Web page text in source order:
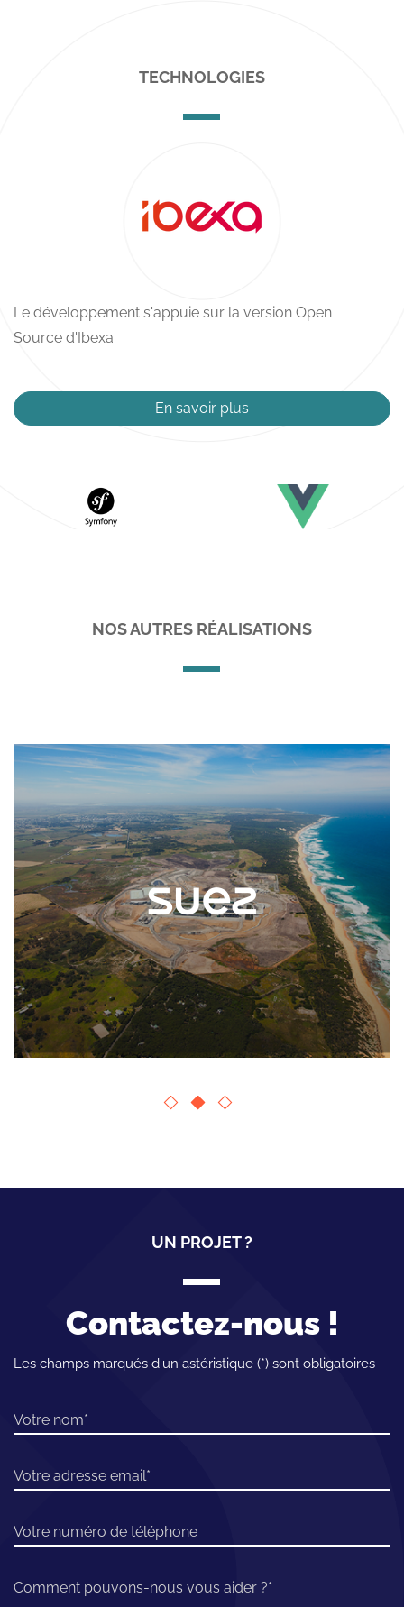
TECHNOLOGIES
Le développement s'appuie sur la version Open
Source d'Ibexa
En savoir plus
NOS AUTRES RÉALISATIONS
UN PROJET ?
Contactez-nous !
Les champs marqués d'un astéristique (*) sont obligatoires
Votre nom
Votre adresse email
Votre numéro de téléphone
Comment pouvons-nous vous aider ?